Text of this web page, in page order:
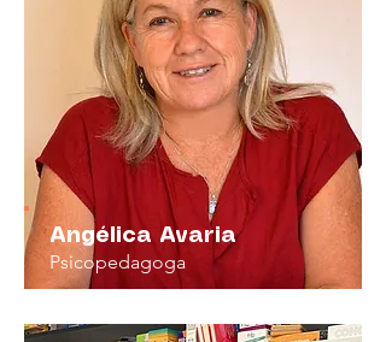
Angélica Avaria
Psicopedagoga